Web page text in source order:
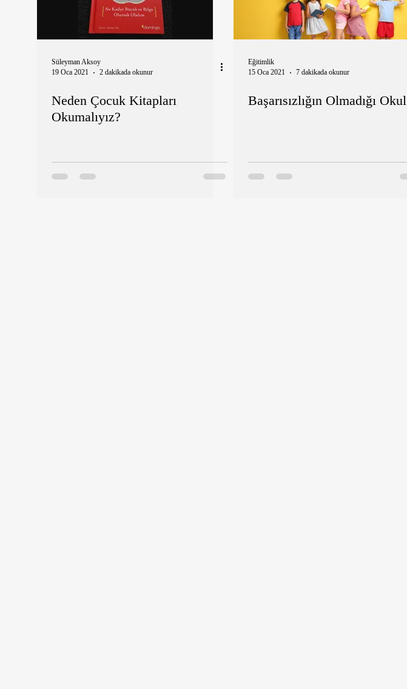
Süleyman Aksoy
19 Oca 2021
2 dakikada okunur
Neden Çocuk Kitapları
Okumalıyız?
Eğitimlik
15 Oca 2021
7 dakikada okunur
Başarısızlığın Olmadığı Okul